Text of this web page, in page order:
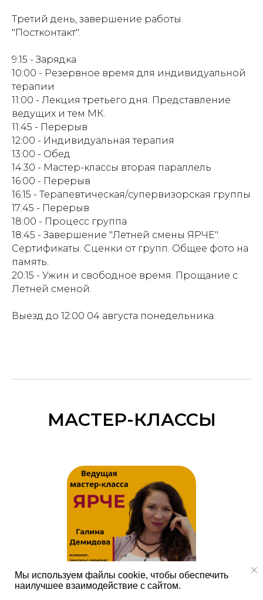
Третий день, завершение работы.
"Постконтакт".
9:15 - Зарядка
10:00 - Резервное время для индивидуальной
терапии
11:00 - Лекция третьего дня. Представление
ведущих и тем МК.
11:45 - Перерыв
12:00 - Индивидуальная терапия
13:00 - Обед
14:30 - Мастер-классы вторая параллель
16:00 - Перерыв
16:15 - Терапевтическая/супервизорская группы
17:45 - Перерыв
18:00 - Процесс группа
18:45 - Завершение "Летней смены ЯРЧЕ".
Сертификаты. Сценки от групп. Общее фото на
память.
20:15 - Ужин и свободное время. Прощание с
Летней сменой.
Выезд до 12:00 04 августа понедельника.
МАСТЕР-КЛАССЫ
Мы используем файлы cookie, чтобы обеспечить
наилучшее взаимодействие с сайтом.